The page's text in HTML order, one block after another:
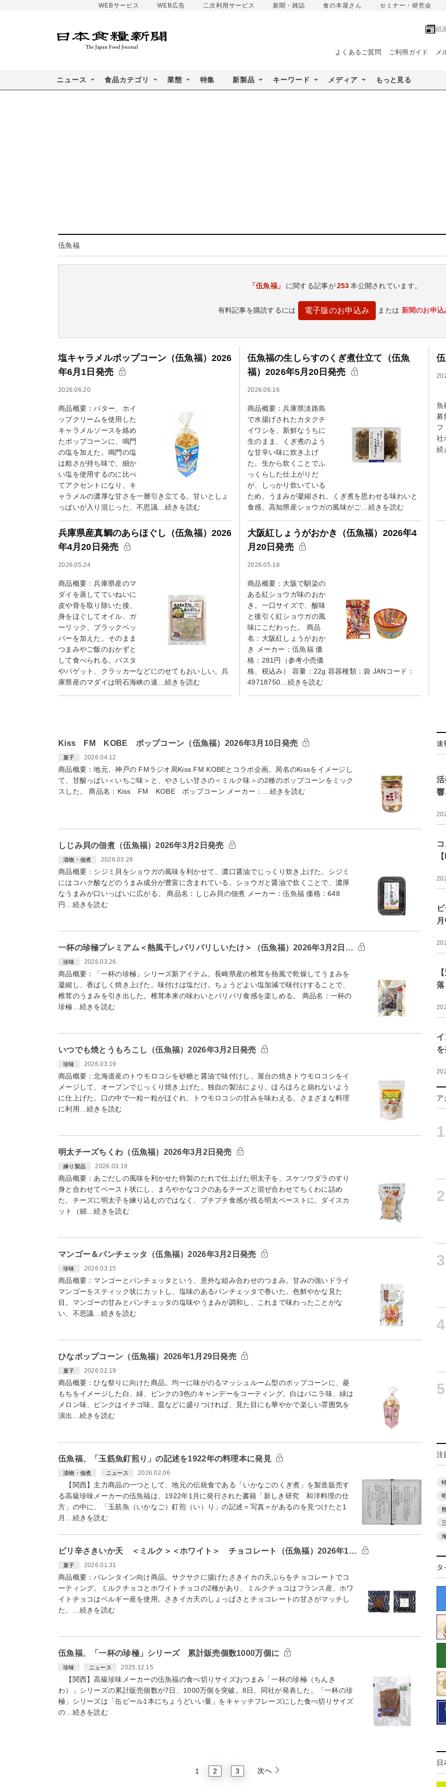
WEBサービス WEB広告 二次利用サービス 新聞・雑誌 食の本屋さん セミナー・研究会
紙
よくあるご質問 ご利用ガイド メ
ニュース 食品カテゴリ 業態 特集 新製品 キーワード メディア もっと見る
伍魚福
「伍魚福」 に関する記事が253 本公開されています。
有料記事を購読するには 電子版のお申込み または 新聞のお申込
塩キャラメルポップコーン（伍魚福）2026
年6月1日発売
2026.06.20
商品概要：バター、ホイ
ップクリームを使用した
キャラメルソースを絡め
たポップコーンに、鳴門
の塩を加えた。鳴門の塩
は粗さが持ち味で、細か
い塩を使用するのに比べ
てアクセントになり、キ
ャラメルの濃厚な甘さを一層引き立てる。甘いとしょ
っぱいが入り混じった、不思議…続きを読む
伍魚福の生しらすのくぎ煮仕立て（伍魚
福）2026年5月20日発売
2026.06.16
商品概要：兵庫県淡路島
で水揚げされたカタクチ
イワシを、新鮮なうちに
生のまま、くぎ煮のよう
な甘辛い味に炊き上げ
た。生から炊くことでふ
っくらした仕上がりだ
が、しっかり炊いている
ため、うまみが凝縮され、くぎ煮を思わせる味わいと
食感。高知県産ショウガの風味がご…続きを読む
魚
募
フ
社
続
兵庫県産真鯛のあらほぐし（伍魚福）2026
年4月20日発売
2026.05.24
商品概要：兵庫県産のマ
ダイを蒸してていねいに
皮や骨を取り除いた後、
身をほぐしてオイル、ガ
ーリック、ブラックペッ
パーを加えた。そのまま
つまみやご飯のおかずと
して食べられる。パスタ
やバゲット、クラッカーなどにのせてもおいしい。兵
庫県産のマダイは明石海峡の速…続きを読む
大阪紅しょうがおかき（伍魚福）2026年4
月20日発売
2026.05.18
商品概要：大阪で馴染の
ある紅ショウガ味のおか
き。一口サイズで、酸味
と後引く紅ショウガの風
味にこだわった。 商品
名：大阪紅しょうがおか
き メーカー：伍魚福 価
格：281円（参考小売価
格、税込み） 容量：22g 容器種類：袋 JANコード：
49718750…続きを読む
Kiss FM KOBE ポップコーン（伍魚福）2026年3月10日発売
菓子 2026.04.12
商品概要：地元、神戸の FMラジオ局Kiss FM KOBEとコラボ企画。局名のKissをイメージし
て、甘酸っぱい＜いちご味＞と、やさしい甘さの＜ミルク味＞の2種のポップコーンをミック
スした。 商品名：Kiss FM KOBE ポップコーン メーカー：…続きを読む
しじみ貝の佃煮（伍魚福）2026年3月2日発売
漬物・佃煮 2026.03.28
商品概要：シジミ貝をショウガの風味を利かせて、濃口醤油でじっくり炊き上げた。シジミ
にはコハク酸などのうまみ成分が豊富に含まれている。ショウガと醤油で炊くことで、濃厚
なうまみが口いっぱいに広がる。 商品名：しじみ貝の佃煮 メーカー：伍魚福 価格：648
円…続きを読む
一杯の珍極プレミアム＜熱風干しパリパリしいたけ＞（伍魚福）2026年3月2日…
珍味 2026.03.26
商品概要：「一杯の珍極」シリーズ新アイテム。長崎県産の椎茸を熱風で乾燥してうまみを
凝縮し、香ばしく焼き上げた。味付けは塩だけ。ちょうどよい塩加減で味付けすることで、
椎茸のうまみを引き出した。椎茸本来の味わいとパリパリ食感を楽しめる。 商品名：一杯の
珍極…続きを読む
いつでも焼とうもろこし（伍魚福）2026年3月2日発売
珍味 2026.03.19
商品概要：北海道産のトウモロコシを砂糖と醤油で味付けし、屋台の焼きトウモロコシをイ
メージして、オーブンでじっくり焼き上げた。独自の製法により、ほろほろと崩れないよう
に仕上げた。口の中で一粒一粒がほぐれ、トウモロコシの甘みを味わえる。さまざまな料理
に利用…続きを読む
明太チーズちくわ（伍魚福）2026年3月2日発売
練り製品 2026.03.19
商品概要：あごだしの風味を利かせた特製のたれで仕上げた明太子を、スケソウダラのすり
身と合わせてペースト状にし、まろやかなコクのあるチーズと混ぜ合わせてちくわに詰め
た。チーズに明太子を練り込むのではなく、プチプチ食感が残る明太ペーストに、ダイスカ
ット（細…続きを読む
マンゴー＆パンチェッタ（伍魚福）2026年3月2日発売
珍味 2026.03.15
商品概要：マンゴーとパンチェッタという、意外な組み合わせのつまみ。甘みの強いドライ
マンゴーをスティック状にカットし、塩味のあるパンチェッタで巻いた。色鮮やかな見た
目。マンゴーの甘みとパンチェッタの塩味やうまみが調和し、これまで味わったことがな
い、不思議…続きを読む
ひなポップコーン（伍魚福）2026年1月29日発売
菓子 2026.02.19
商品概要：ひな祭りに向けた商品。均一に味がのるマッシュルーム型のポップコーンに、菱
もちをイメージした白、緑、ピンクの3色のキャンデーをコーティング。白はバニラ味、緑は
メロン味、ピンクはイチゴ味。皿などに盛りつければ、見た目にも華やかで楽しい雰囲気を
演出…続きを読む
伍魚福、「玉筋魚釘煎り」の記述を1922年の料理本に発見
漬物・佃煮 ニュース 2026.02.06
【関西】主力商品の一つとして、地元の伝統食である「いかなごのくぎ煮」を製造販売す
る高級珍味メーカーの伍魚福は、1922年1月に発行された書籍「新しき研究 和洋料理の仕
方」の中に、「玉筋魚（いかなご）釘煎（い）り」の記述＝写真＝があるのを見つけたと1
月…続きを読む
ピリ辛さきいか天 ＜ミルク＞＜ホワイト＞ チョコレート（伍魚福）2026年1…
菓子 2026.01.31
商品概要：バレンタイン向け商品。サクサクに揚げたさきイカの天ぷらをチョコレートでコ
ーティング。ミルクチョコとホワイトチョコの2種があり、ミルクチョコはフランス産、ホワ
イトチョコはベルギー産を使用。さきイカ天のしょっぱさとチョコレートの甘さがマッチし
た、…続きを読む
伍魚福、「一杯の珍極」シリーズ 累計販売個数1000万個に
珍味 ニュース 2025.12.15
【関西】高級珍味メーカーの伍魚福の食べ切りサイズおつまみ「一杯の珍極（ちんき
わ）」シリーズの累計販売個数が7日、1000万個を突破。8日、同社が発表した。「一杯の珍
極」シリーズは「缶ビール1本にちょうどいい量」をキャッチフレーズにした食べ切りサイズ
の…続きを読む
1 2 3 次へ
速
ア
注
タ
日